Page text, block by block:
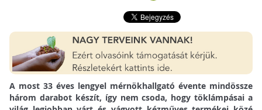
A most 33 éves lengyel mérnökhallgató évente mindössze
három darabot készít, így nem csoda, hogy töklámpásai a